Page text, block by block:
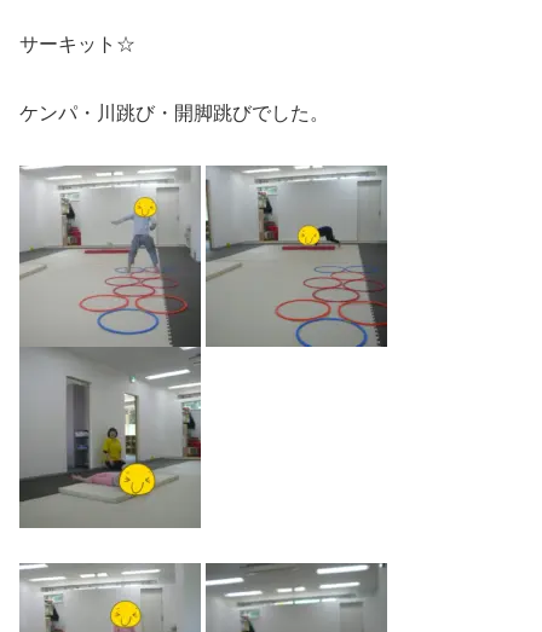
サーキット☆
ケンパ・川跳び・開脚跳びでした。